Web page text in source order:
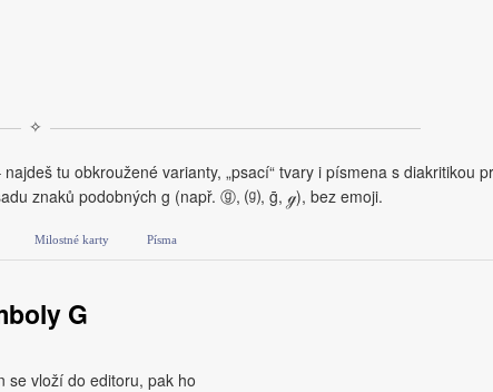
✧
tu obkroužené varianty, „psací“ tvary i písmena s diakritikou
znaků podobných g (např. ⓖ, ⒢, ḡ, ℊ), bez emoji.
Milostné karty Písma
G
se vloží do editoru, pak ho